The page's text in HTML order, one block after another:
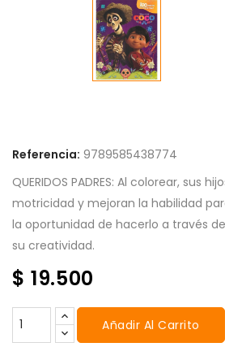
Referencia: 9789585438774
QUERIDOS PADRES: Al colorear, sus
motricidad y mejoran la habilidad
la oportunidad de hacerlo a través
su creatividad.
$ 19.500
Añadir Al Carrito